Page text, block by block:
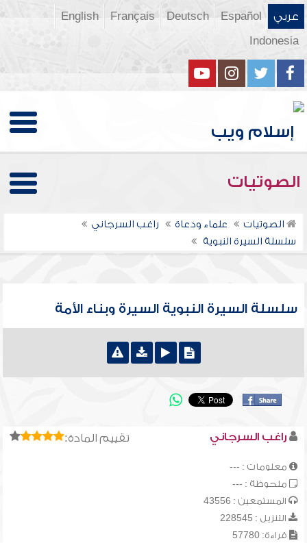
عربي Español
Deutsch
Français
English
Indonesia
الصوتيات
الصوتيات علماء ودعاة
راغب السرجاني
سلسلة السيرة النبوية
سلسلة السيرة النبوية السيرة وبناء الأمة
تقييم المادة: راغب السرجاني
معلومات : ---
ملحوظة : ---
المستمعين : 43556
التنزيل : 228545
قراءة: 57780